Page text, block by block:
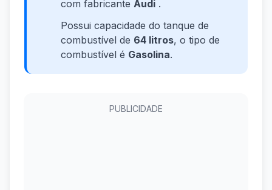
com fabricante Audi .
Possui capacidade do tanque de
combustível de 64 litros, o tipo de
combustível é Gasolina.
PUBLICIDADE